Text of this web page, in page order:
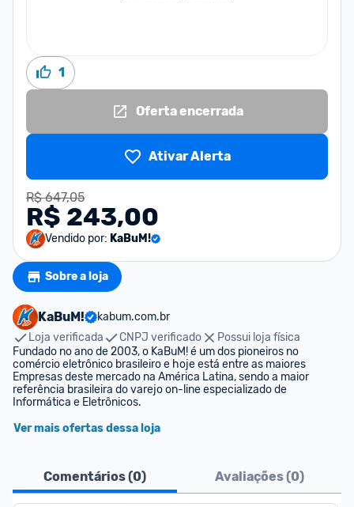
1
Oferta encerrada
Ativar Alerta
R$ 647,05
R$ 243,00
Vendido por: KaBuM!
Sobre a loja
KaBuM!
kabum.com.br
Loja verificada
CNPJ verificado
Possui loja física
Fundado no ano de 2003, o KaBuM! é um dos pioneiros no
comércio eletrônico brasileiro e hoje está entre as maiores
Empresas deste mercado na América Latina, sendo a maior
referência brasileira do varejo on-line especializado de
Informática e Eletrônicos.
Ver mais ofertas dessa loja
Comentários (0) Avaliações (0)